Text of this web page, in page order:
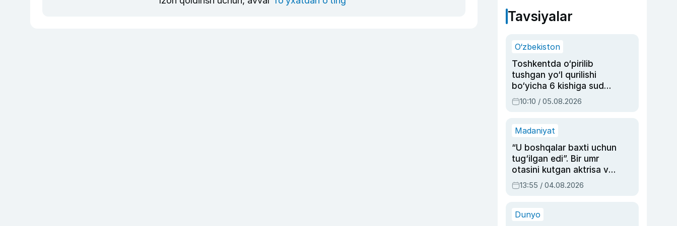
Tavsiyalar
O‘zbekiston
Toshkentda o‘pirilib
tushgan yo‘l qurilishi
bo‘yicha 6 kishiga sud
hukmi o‘qildi
10:10 / 05.08.2026
Madaniyat
“U boshqalar baxti uchun
tug‘ilgan edi”. Bir umr
otasini kutgan aktrisa va
dublyaj ustasi Rimma
Ahmedovaning
13:55 / 04.08.2026
Dunyo